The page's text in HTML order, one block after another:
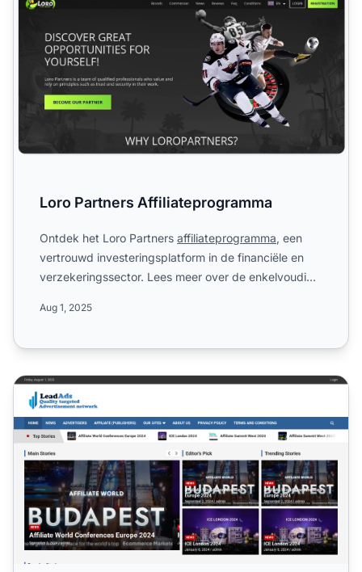
Loro Partners Affiliateprogramma
Ontdek het Loro Partners affiliateprogramma, een
vertrouwd investeringsplatform in de financiële en
verzekeringssector. Lees meer over de enkelvoudige
Aug 1, 2025
LeadAds Affiliate Programma